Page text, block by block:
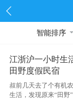
智能排序
江浙沪一小时生
田野度假民宿
叔前几天去了个有机
生活，发现原来“田野